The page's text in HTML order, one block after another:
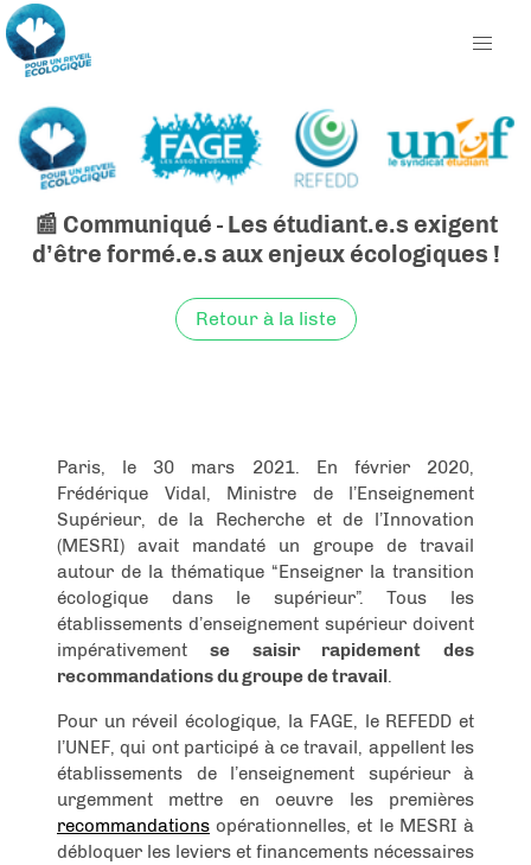
📰 Communiqué - Les étudiant.e.s exigent
d’être formé.e.s aux enjeux écologiques !
Retour à la liste
Paris, le 30 mars 2021. En février 2020,
Frédérique Vidal, Ministre de l’Enseignement
Supérieur, de la Recherche et de l’Innovation
(MESRI) avait mandaté un groupe de travail
autour de la thématique “Enseigner la transition
écologique dans le supérieur”. Tous les
établissements d’enseignement supérieur doivent
impérativement se saisir rapidement des
recommandations du groupe de travail .
Pour un réveil écologique, la FAGE, le REFEDD et
l’UNEF, qui ont participé à ce travail, appellent les
établissements de l’enseignement supérieur à
urgemment mettre en oeuvre les premières
recommandations opérationnelles, et le MESRI à
débloquer les leviers et financements nécessaires